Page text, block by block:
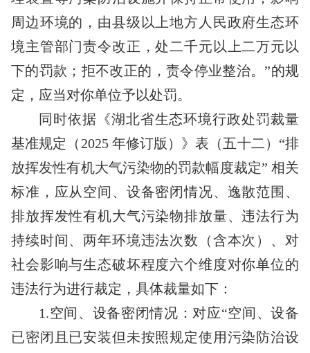
周边环境的，由县级以上地方人民政府生态环
境主管部门责令改正，处二千元以上二万元以
下的罚款；拒不改正的，责令停业整治。”的规
定，应当对你单位予以处罚。
同时依据《湖北省生态环境行政处罚裁量
基准规定（ 2025 年修订版）》表（五十二）“排
放挥发性有机大气污染物的罚款幅度裁定” 相关
标准，应从空间、设备密闭情况、逸散范围、
排放挥发性有机大气污染物排放量、违法行为
持续时间、两年环境违法次数（含本次）、对
社会影响与生态破坏程度六个维度对你单位的
违法行为进行裁定，具体裁量如下：
1.空间、设备密闭情况：对应“空间、设备
已密闭且已安装但未按照规定使用污染防治设